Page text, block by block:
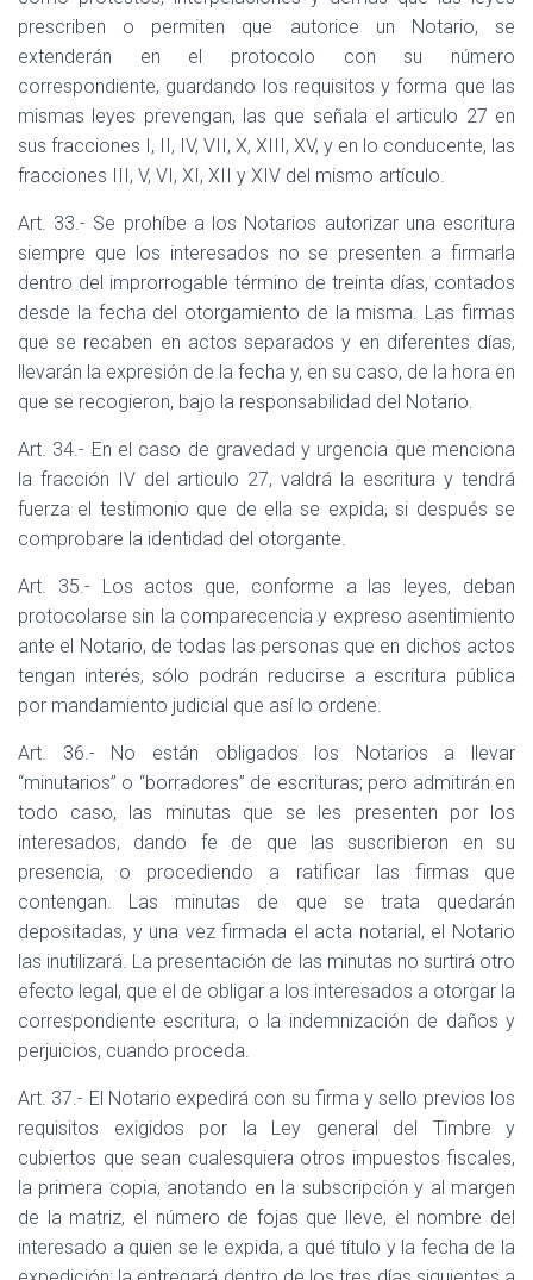
prescriben o permiten que autorice un Notario, se
extenderán en el protocolo con su número
correspondiente, guardando los requisitos y forma que las
mismas leyes prevengan, las que señala el articulo 27 en
sus fracciones I, II, IV, VII, X, XIII, XV, y en lo conducente, las
fracciones III, V, VI, XI, XII y XIV del mismo artículo.
Art. 33.- Se prohíbe a los Notarios autorizar una escritura
siempre que los interesados no se presenten a firmarla
dentro del improrrogable término de treinta días, contados
desde la fecha del otorgamiento de la misma. Las firmas
que se recaben en actos separados y en diferentes días,
llevarán la expresión de la fecha y, en su caso, de la hora en
que se recogieron, bajo la responsabilidad del Notario.
Art. 34.- En el caso de gravedad y urgencia que menciona
la fracción IV del articulo 27, valdrá la escritura y tendrá
fuerza el testimonio que de ella se expida, si después se
comprobare la identidad del otorgante.
Art. 35.- Los actos que, conforme a las leyes, deban
protocolarse sin la comparecencia y expreso asentimiento
ante el Notario, de todas las personas que en dichos actos
tengan interés, sólo podrán reducirse a escritura pública
por mandamiento judicial que así lo ordene.
Art. 36.- No están obligados los Notarios a llevar
“minutarios” o “borradores” de escrituras; pero admitirán en
todo caso, las minutas que se les presenten por los
interesados, dando fe de que las suscribieron en su
presencia, o procediendo a ratificar las firmas que
contengan. Las minutas de que se trata quedarán
depositadas, y una vez firmada el acta notarial, el Notario
las inutilizará. La presentación de las minutas no surtirá otro
efecto legal, que el de obligar a los interesados a otorgar la
correspondiente escritura, o la indemnización de daños y
perjuicios, cuando proceda.
Art. 37.- El Notario expedirá con su firma y sello previos los
requisitos exigidos por la Ley general del Timbre y
cubiertos que sean cualesquiera otros impuestos fiscales,
la primera copia, anotando en la subscripción y al margen
de la matriz, el número de fojas que lleve, el nombre del
interesado a quien se le expida, a qué título y la fecha de la